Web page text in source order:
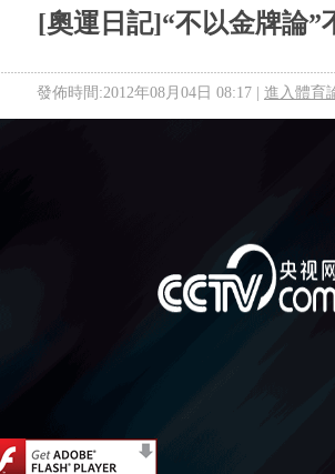
[奧運日記]“不以金牌論”
發佈時間:2012年08月04日 08:17 | 進入體育